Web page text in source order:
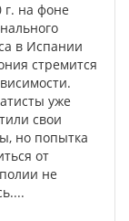
г. на фоне
в Испании
стремится
уже
свои
но попытка
от
не